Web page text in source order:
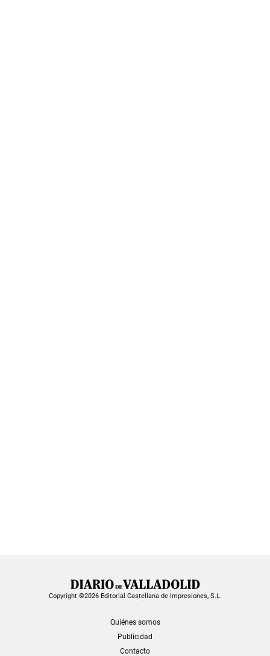
Copyright ©2026 Editorial Castellana de Impresiones, S.L.
Quiénes somos
Publicidad
Contacto